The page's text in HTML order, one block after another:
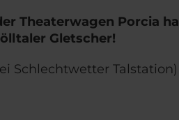
Theaterwagen Porcia
Gletscher!
Schlechtwetter Talstation)